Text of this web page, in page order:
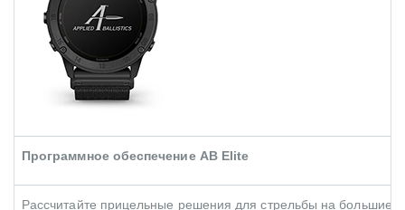
Программное обеспечение AB Elite
Рассчитайте прицельные решения для стрельбы на большие